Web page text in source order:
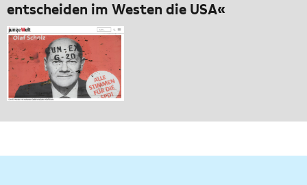
entscheiden im Westen die USA«